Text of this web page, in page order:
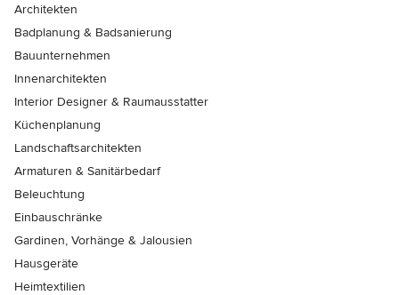
Architekten
Badplanung & Badsanierung
Bauunternehmen
Innenarchitekten
Interior Designer & Raumausstatter
Küchenplanung
Landschaftsarchitekten
Armaturen & Sanitärbedarf
Beleuchtung
Einbauschränke
Gardinen, Vorhänge & Jalousien
Hausgeräte
Heimtextilien